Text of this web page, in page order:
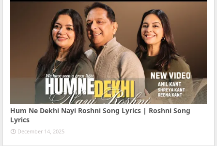
Hum Ne Dekhi Nayi Roshni Song Lyrics | Roshni Song
Lyrics
December 14, 2025